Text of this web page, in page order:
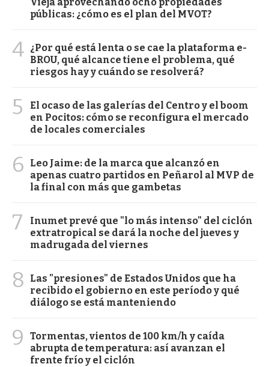
públicas: ¿cómo es el plan del MVOT?
4 ¿Por qué está lenta o se cae la plataforma e-
BROU, qué alcance tiene el problema, qué
riesgos hay y cuándo se resolverá?
5
El ocaso de las galerías del Centro y el boom
en Pocitos: cómo se reconfigura el mercado
de locales comerciales
6
Leo Jaime: de la marca que alcanzó en
apenas cuatro partidos en Peñarol al MVP de
la final con más que gambetas
7
Inumet prevé que "lo más intenso" del ciclón
extratropical se dará la noche del jueves y
madrugada del viernes
8
Las "presiones" de Estados Unidos que ha
recibido el gobierno en este período y qué
diálogo se está manteniendo
9
Tormentas, vientos de 100 km/h y caída
abrupta de temperatura: así avanzan el
frente frío y el ciclón